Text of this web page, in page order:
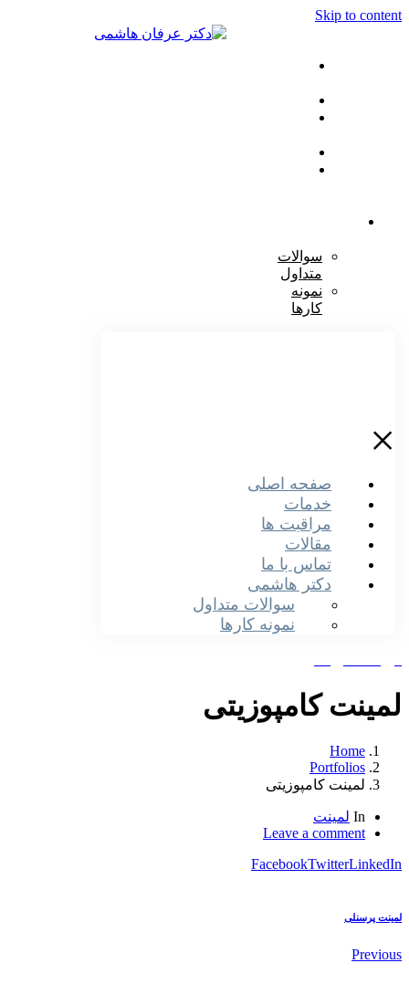
Skip to content
سوالات
متداول
نمونه
کارها
×
صفحه اصلی
خدمات
مراقبت ها
مقالات
تماس با ما
دکتر هاشمی
سوالات متداول
نمونه کارها
لمینت کامپوزیتی
Home
Portfolios
لمینت کامپوزیتی
In لمینت
Leave a comment
FacebookTwitterLinkedIn
لمینت پرسنلی
Previous